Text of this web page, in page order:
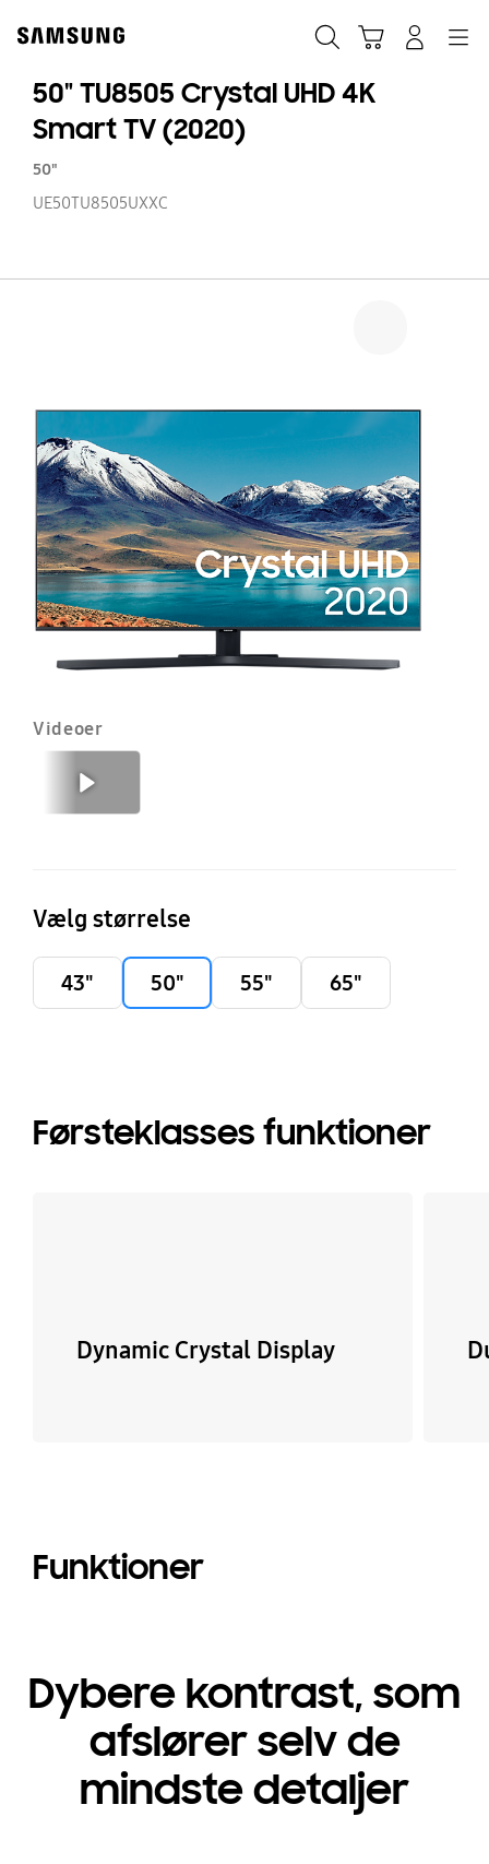
content
50" TU8505 Crystal UHD 4K
Smart TV (2020)
50"
UE50TU8505UXXC
Videoer
Vælg størrelse
43" 50" 55" 65"
Førsteklasses funktioner
Dynamic Crystal Display
Funktioner
Dybere kontrast, som
afslører selv de
mindste detaljer